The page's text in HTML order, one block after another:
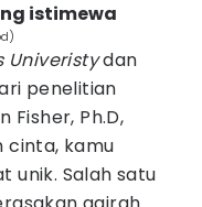
istimewa
Univeristydan
penelitian
Fisher, Ph.D,
cinta, kamu
unik. Salah satu